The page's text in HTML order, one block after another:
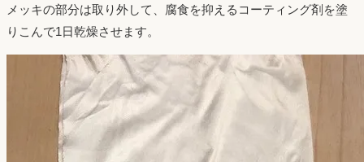
メッキの部分は取り外して、腐食を抑えるコーティング剤を塗
りこんで1日乾燥させます。